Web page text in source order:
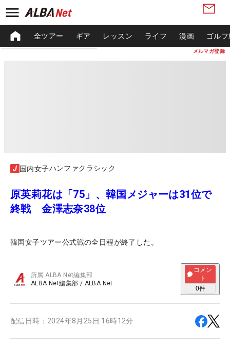
メルマガ登録
全ツアー ギア レッスン ライフ 漫画 ゴル
国内女子ハンファクラシック
原英莉花は「75」、韓国メジャーは31位で
終戦 金澤志奈38位
韓国女子ツアー公式戦の全日程が終了した。
所属ALBA Net編集部
ALBA Net編集部 / ALBA Net
コメン
ト
0件
配信日時： 2024年8月25日 16時12分